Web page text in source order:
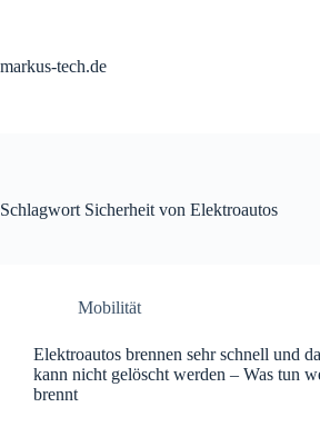
markus-tech.de
Schlagwort Sicherheit von Elektroautos
Mobilität
Elektroautos brennen sehr schnell und
kann nicht gelöscht werden – Was tun
brennt